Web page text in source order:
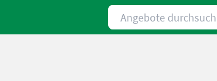
Angebote durchsuchen